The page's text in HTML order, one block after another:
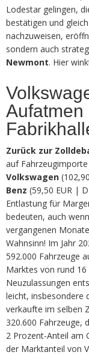
Lodestar gelingen,
bestätigen und
nachzuweisen,
sondern auch
Newmont. Hier
Zurück zur
auf
Volkswagen
Benz (59,50 EUR |
Entlastung für
bedeuten, auch
vergangenen
Wahnsinn! Im Jahr
592.000 Fahrzeuge
Marktes von rund
Neuzulassungen
leicht, insbesondere
verkaufte im selben
320.600 Fahrzeuge,
2 Prozent-Anteil am
der Marktanteil von